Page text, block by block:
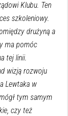
Klubu. Ten
szkoleniowy.
drużyną a
ma pomóc
tej linii.
wizją rozwoju
Lewtaka w
tym samym
czy też